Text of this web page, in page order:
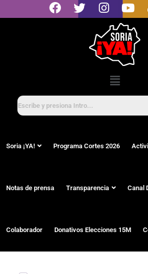
Soria ¡YA! Programa Cortes 2026
Notas de prensa Transparencia Canal
Colaborador Donativos Elecciones 15M